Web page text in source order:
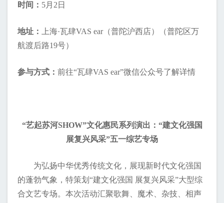
时间： 5月2日
地址：
上海·瓦肆VAS ear（普陀沪西店）（普陀区万
航渡后路19号）
参与方式： 前往“瓦肆VAS ear”微信公众号了解详情
“艺起苏河SHOW”文化惠民系列演出：“建文化强国
展复兴风采”五一综艺专场
为弘扬中华优秀传统文化，展现新时代文化强国
的蓬勃气象，特策划“建文化强国 展复兴风采”大型综
合文艺专场。本次活动汇聚歌舞、魔术、杂技、相声